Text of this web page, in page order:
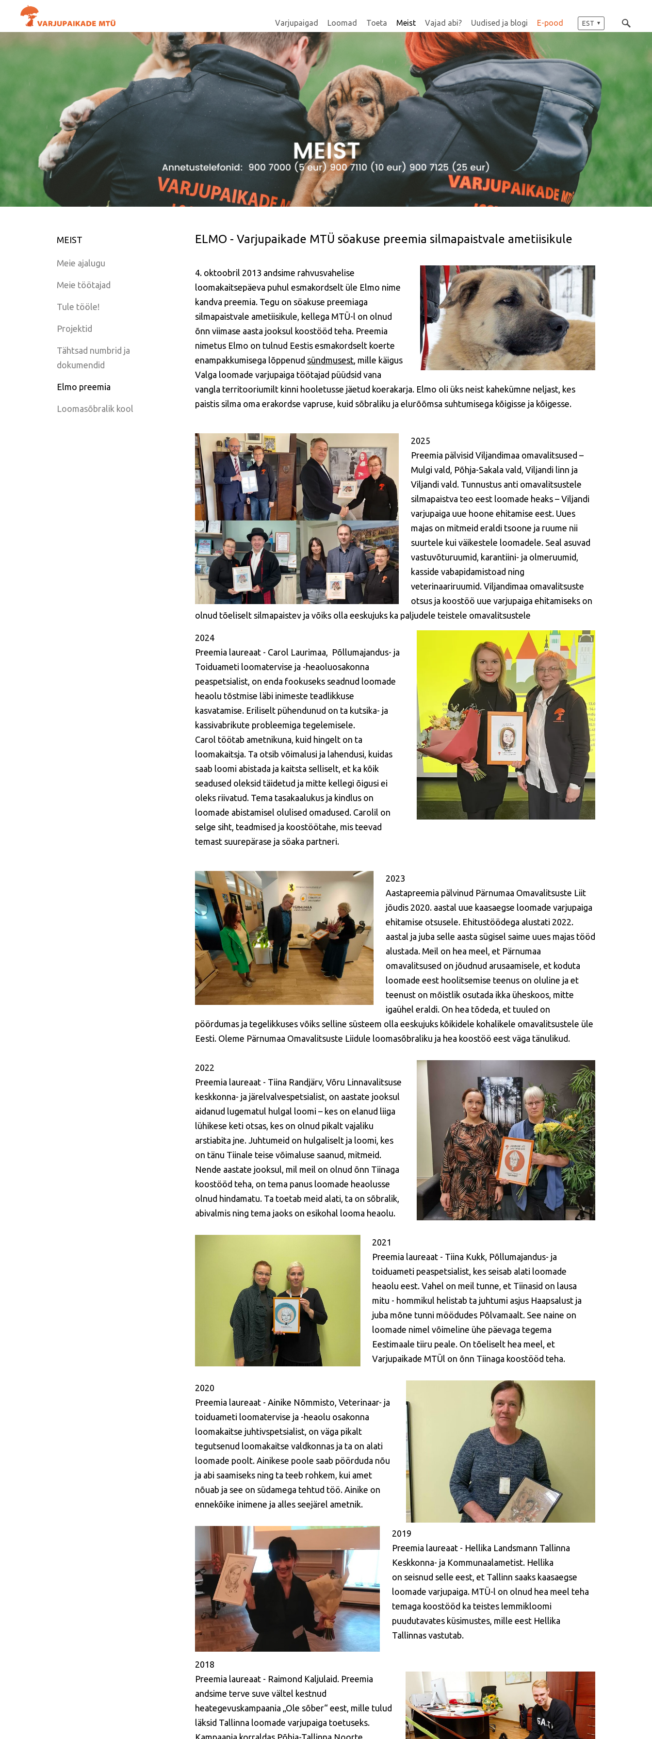
Varjupaigad Loomad Toeta Meist Vajad abi? Uudised ja blogi E-pood EST
MEIST
Meie ajalugu
Meie töötajad
Tule tööle!
Projektid
Tähtsad numbrid ja
dokumendid
Elmo preemia
Loomasõbralik kool
ELMO - Varjupaikade MTÜ söakuse preemia silmapaistvale ametiisikule
4. oktoobril 2013 andsime rahvusvahelise
loomakaitsepäeva puhul esmakordselt üle Elmo nime
kandva preemia. Tegu on söakuse preemiaga
silmapaistvale ametiisikule, kellega MTÜ-l on olnud
õnn viimase aasta jooksul koostööd teha. Preemia
nimetus Elmo on tulnud Eestis esmakordselt koerte
enampakkumisega lõppenud sündmusest, mille käigus
Valga loomade varjupaiga töötajad püüdsid vana
vangla territooriumilt kinni hooletusse jäetud koerakarja. Elmo oli üks neist kahekümne neljast, kes
paistis silma oma erakordse vapruse, kuid sõbraliku ja elurõõmsa suhtumisega kõigisse ja kõigesse.
2025
Preemia pälvisid Viljandimaa omavalitsused –
Mulgi vald, Põhja-Sakala vald, Viljandi linn ja
Viljandi vald. Tunnustus anti omavalitsustele
silmapaistva teo eest loomade heaks – Viljandi
varjupaiga uue hoone ehitamise eest. Uues
majas on mitmeid eraldi tsoone ja ruume nii
suurtele kui väikestele loomadele. Seal asuvad
vastuvõturuumid, karantiini- ja olmeruumid,
kasside vabapidamistoad ning
veterinaariruumid.Viljandimaa omavalitsuste
otsus ja koostöö uue varjupaiga ehitamiseks on
olnud tõeliselt silmapaistev ja võiks olla eeskujuks ka paljudele teistele omavalitsustele
2024
Preemia laureaat - Carol Laurimaa, Põllumajandus- ja
Toiduameti loomatervise ja -heaoluosakonna
peaspetsialist, on enda fookuseks seadnud loomade
heaolu tõstmise läbi inimeste teadlikkuse
kasvatamise. Eriliselt pühendunud on ta kutsika- ja
kassivabrikute probleemiga tegelemisele.
Carol töötab ametnikuna, kuid hingelt on ta
loomakaitsja. Ta otsib võimalusi ja lahendusi, kuidas
saab loomi abistada ja kaitsta selliselt, et ka kõik
seadused oleksid täidetud ja mitte kellegi õigusi ei
oleks riivatud. Tema tasakaalukus ja kindlus on
loomade abistamisel olulised omadused. Carolil on
selge siht, teadmised ja koostöötahe, mis teevad
temast suurepärase ja söaka partneri.
2023
Aastapreemia pälvinud Pärnumaa Omavalitsuste Liit
jõudis 2020. aastal uue kaasaegse loomade varjupaiga
ehitamise otsusele. Ehitustöödega alustati 2022.
aastal ja juba selle aasta sügisel saime uues majas tööd
alustada. Meil on hea meel, et Pärnumaa
omavalitsused on jõudnud arusaamisele, et koduta
loomade eest hoolitsemise teenus on oluline ja et
teenust on mõistlik osutada ikka üheskoos, mitte
igaühel eraldi. On hea tõdeda, et tuuled on
pöördumas ja tegelikkuses võiks selline süsteem olla eeskujuks kõikidele kohalikele omavalitsustele üle
Eesti. Oleme Pärnumaa Omavalitsuste Liidule loomasõbraliku ja hea koostöö eest väga tänulikud.
2022
Preemia laureaat - Tiina Randjärv, Võru Linnavalitsuse
keskkonna- ja järelvalvespetsialist, on aastate jooksul
aidanud lugematul hulgal loomi – kes on elanud liiga
lühikese keti otsas, kes on olnud pikalt vajaliku
arstiabita jne. Juhtumeid on hulgaliselt ja loomi, kes
on tänu Tiinale teise võimaluse saanud, mitmeid.
Nende aastate jooksul, mil meil on olnud õnn Tiinaga
koostööd teha, on tema panus loomade heaolusse
olnud hindamatu. Ta toetab meid alati, ta on sõbralik,
abivalmis ning tema jaoks on esikohal looma heaolu.
2021
Preemia laureaat - Tiina Kukk, Põllumajandus- ja
toiduameti peaspetsialist, kes seisab alati loomade
heaolu eest.Vahel on meil tunne, et Tiinasid on lausa
mitu - hommikul helistab ta juhtumi asjus Haapsalust ja
juba mõne tunni möödudes Põlvamaalt. See naine on
loomade nimel võimeline ühe päevaga tegema
Eestimaale tiiru peale. On tõeliselt hea meel, et
Varjupaikade MTÜl on õnn Tiinaga koostööd teha.
2020
Preemia laureaat - Ainike Nõmmisto, Veterinaar- ja
toiduameti loomatervise ja -heaolu osakonna
loomakaitse juhtivspetsialist, on väga pikalt
tegutsenud loomakaitse valdkonnas ja ta on alati
loomade poolt. Ainikese poole saab pöörduda nõu
ja abi saamiseks ning ta teeb rohkem, kui amet
nõuab ja see on südamega tehtud töö. Ainike on
ennekõike inimene ja alles seejärel ametnik.
2019
Preemia laureaat - Hellika Landsmann Tallinna
Keskkonna- ja Kommunaalametist. Hellika
on seisnud selle eest, et Tallinn saaks kaasaegse
loomade varjupaiga. MTÜ-l on olnud hea meel teha
temaga koostööd ka teistes lemmikloomi
puudutavates küsimustes, mille eest Hellika
Tallinnas vastutab.
2018
Preemia laureaat - Raimond Kaljulaid. Preemia
andsime terve suve vältel kestnud
heategevuskampaania „Ole sõber“ eest, mille tulud
läksid Tallinna loomade varjupaiga toetuseks.
Kampaania korraldas Põhja-Tallinna Noorte